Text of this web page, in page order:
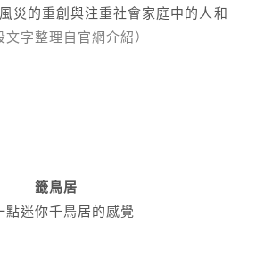
災的重創與注重社會家庭中的人和
文字整理自官網介紹）
籤鳥居
點迷你千鳥居的感覺